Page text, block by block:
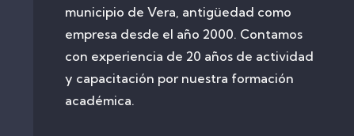
municipio de Vera, antigüedad como
empresa desde el año 2000. Contamos
con experiencia de 20 años de actividad
y capacitación por nuestra formación
académica.